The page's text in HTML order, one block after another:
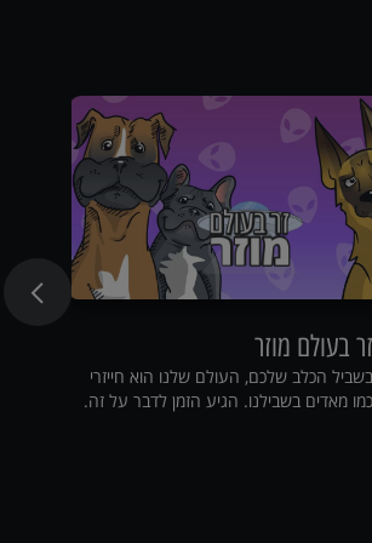
זר בעולם מוזר
בשביל הכלב שלכם, העולם שלנו הוא חייזרי
כמו מאדים בשבילנו. הגיע הזמן לדבר על זה.